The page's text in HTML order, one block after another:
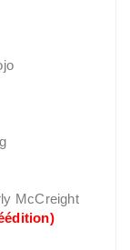
McCreight